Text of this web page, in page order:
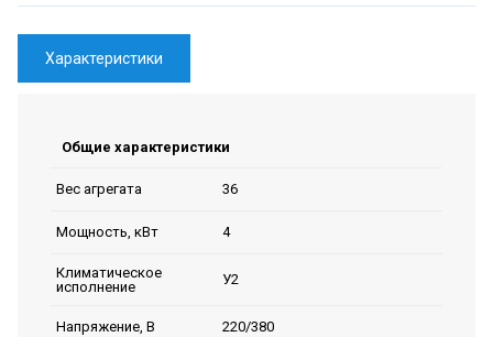
Характеристики
Общие характеристики
Вес агрегата 36
Мощность, кВт 4
Климатическое
исполнение
У2
Напряжение, В 220/380